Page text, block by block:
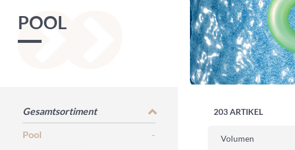
203ARTIKEL
Volumen
POOL
Gesamtsortiment
Pool